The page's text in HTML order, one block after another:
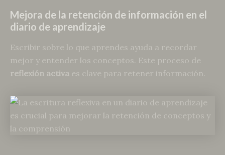
Mejora de la retención de información en el
diario de aprendizaje
Escribir sobre lo que aprendes ayuda a recordar
mejor y entender los conceptos. Este proceso de
reflexión activa es clave para retener información.